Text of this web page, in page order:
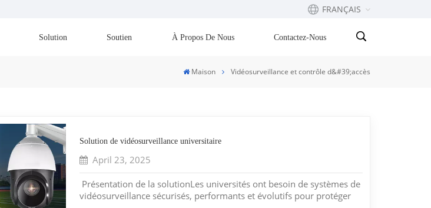
FRANÇAIS
Português
بالعربية
Solution Soutien À Propos De Nous Contactez-Nous
Maison Vidéosurveillance et contrôle d&#39;accès
Solution de vidéosurveillance universitaire
April 23, 2025
Présentation de la solutionLes universités ont besoin de systèmes de
vidéosurveillance sécurisés, performants et évolutifs pour protéger